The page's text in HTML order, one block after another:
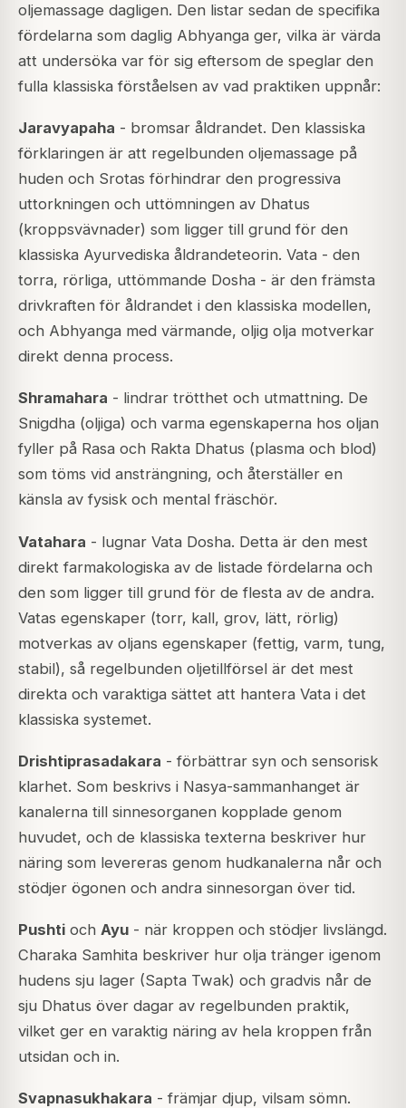
oljemassage dagligen. Den listar sedan de specifika
fördelarna som daglig Abhyanga ger, vilka är värda
att undersöka var för sig eftersom de speglar den
fulla klassiska förståelsen av vad praktiken uppnår:
Jaravyapaha - bromsar åldrandet. Den klassiska
förklaringen är att regelbunden oljemassage på
huden och Srotas förhindrar den progressiva
uttorkningen och uttömningen av Dhatus
(kroppsvävnader) som ligger till grund för den
klassiska Ayurvediska åldrandeteorin. Vata - den
torra, rörliga, uttömmande Dosha - är den främsta
drivkraften för åldrandet i den klassiska modellen,
och Abhyanga med värmande, oljig olja motverkar
direkt denna process.
Shramahara - lindrar trötthet och utmattning. De
Snigdha (oljiga) och varma egenskaperna hos oljan
fyller på Rasa och Rakta Dhatus (plasma och blod)
som töms vid ansträngning, och återställer en
känsla av fysisk och mental fräschör.
Vatahara - lugnar Vata Dosha. Detta är den mest
direkt farmakologiska av de listade fördelarna och
den som ligger till grund för de flesta av de andra.
Vatas egenskaper (torr, kall, grov, lätt, rörlig)
motverkas av oljans egenskaper (fettig, varm, tung,
stabil), så regelbunden oljetillförsel är det mest
direkta och varaktiga sättet att hantera Vata i det
klassiska systemet.
Drishtiprasadakara - förbättrar syn och sensorisk
klarhet. Som beskrivs i Nasya-sammanhanget är
kanalerna till sinnesorganen kopplade genom
huvudet, och de klassiska texterna beskriver hur
näring som levereras genom hudkanalerna når och
stödjer ögonen och andra sinnesorgan över tid.
Pushti och Ayu - när kroppen och stödjer livslängd.
Charaka Samhita beskriver hur olja tränger igenom
hudens sju lager (Sapta Twak) och gradvis når de
sju Dhatus över dagar av regelbunden praktik,
vilket ger en varaktig näring av hela kroppen från
utsidan och in.
Svapnasukhakara - främjar djup, vilsam sömn.